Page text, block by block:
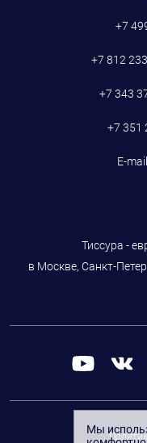
+7
+7 812
+7 343
+7 351
E-
Тиссура -
в Москве, Санкт-
Мы